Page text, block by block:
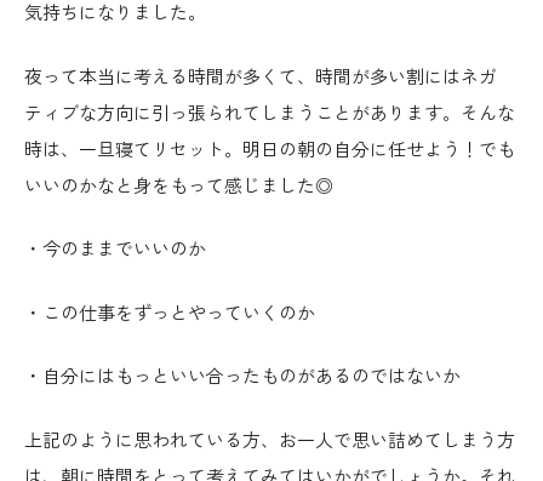
気持ちになりました。
夜って本当に考える時間が多くて、時間が多い割にはネガ
ティブな方向に引っ張られてしまうことがあります。そんな
時は、一旦寝てリセット。明日の朝の自分に任せよう！でも
いいのかなと身をもって感じました◎
・今のままでいいのか
・この仕事をずっとやっていくのか
・自分にはもっといい合ったものがあるのではないか
上記のように思われている方、お一人で思い詰めてしまう方